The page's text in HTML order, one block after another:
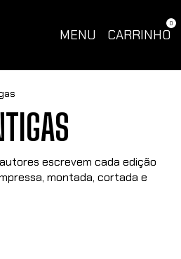
MENU CARRINHO
0
escrevem cada edição
montada, cortada e